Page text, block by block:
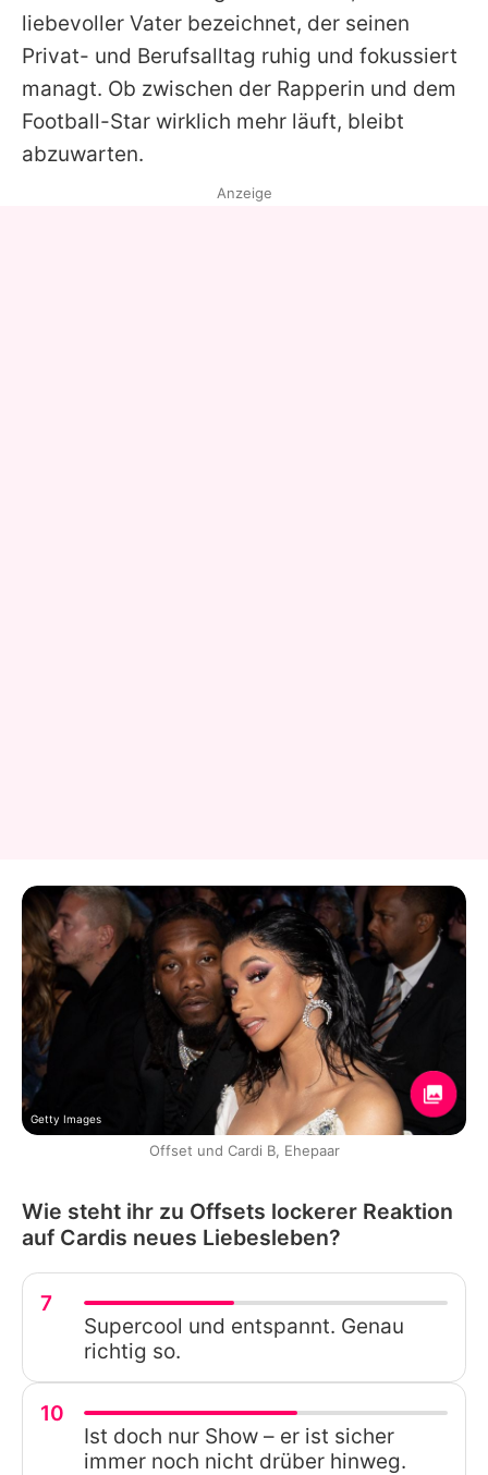
liebevoller Vater bezeichnet, der seinen
Privat- und Berufsalltag ruhig und fokussiert
managt. Ob zwischen der Rapperin und dem
Football-Star wirklich mehr läuft, bleibt
abzuwarten.
Anzeige
Getty Images
Offset und Cardi B, Ehepaar
Wie steht ihr zu Offsets lockerer Reaktion
auf Cardis neues Liebesleben?
7
Supercool und entspannt. Genau
richtig so.
10
Ist doch nur Show – er ist sicher
immer noch nicht drüber hinweg.